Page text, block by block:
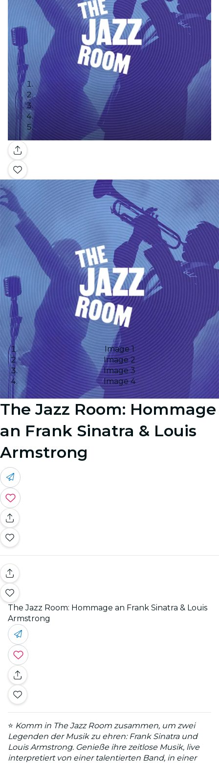
Galerie
Image 1
Image 2
Image 3
Image 4
The Jazz Room: Hommage
an Frank Sinatra & Louis
Armstrong
The Jazz Room: Hommage an Frank Sinatra & Louis
Armstrong
⭐ Komm in The Jazz Room zusammen, um zwei
Legenden der Musik zu ehren: Frank Sinatra und
Louis Armstrong. Genieße ihre zeitlose Musik, live
interpretiert von einer talentierten Band, in einer